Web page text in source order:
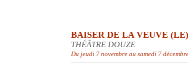
BAISER DE LA VEUVE (LE)
THÉÂTRE DOUZE
Du jeudi 7 novembre au samedi 7